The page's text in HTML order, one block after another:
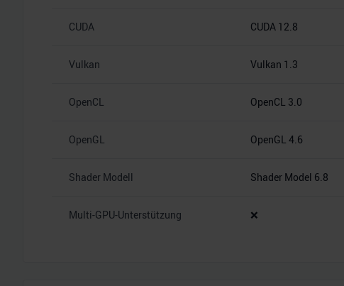
CUDA CUDA 12.8
Vulkan Vulkan 1.3
OpenCL OpenCL 3.0
OpenGL OpenGL 4.6
Shader Modell Shader Model 6.8
Multi-GPU-Unterstützung ❌